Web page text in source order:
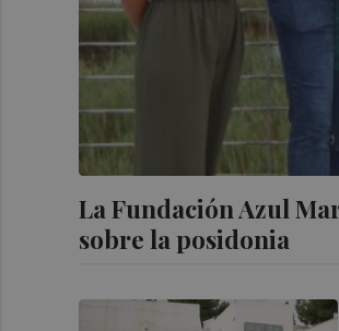
La Fundación Azul
sobre la posidonia